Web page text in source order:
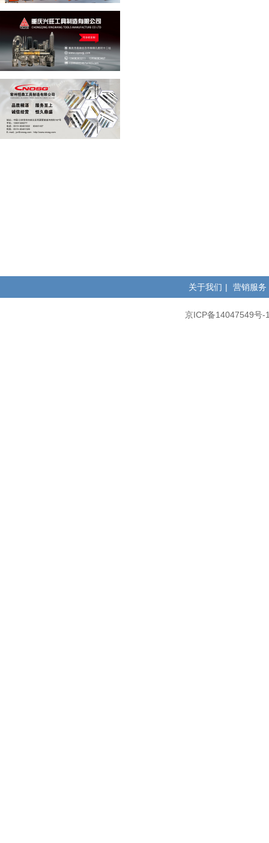
关于我们 | 营销服务
京ICP备14047549号-